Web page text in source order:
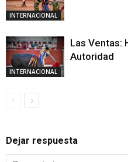
INTERNACIONAL
INTERNACIONAL
Las Ventas:
Autoridad
Dejar respuesta